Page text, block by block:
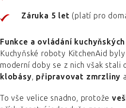
Záruka 5 let (platí pro
Funkce a ovládání
Kuchyňské roboty KitchenAid
moderní doby se z nich však stali
klobásy, připravovat zmrzliny
To vše velice snadno, protože